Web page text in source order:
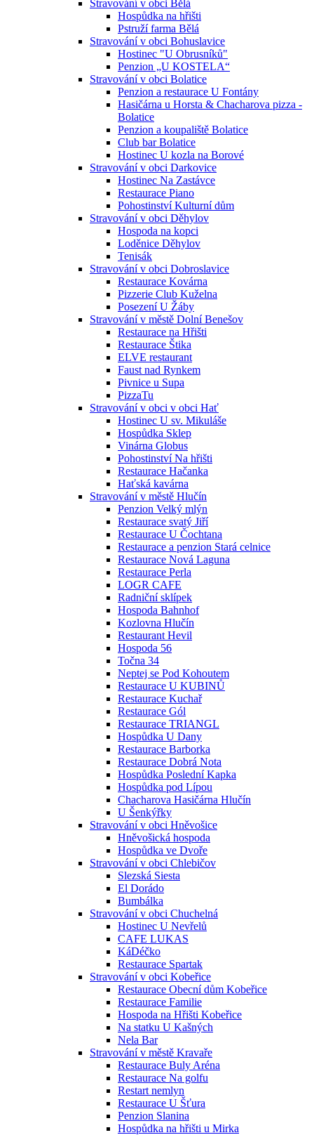
Stravování v obci Bělá
Hospůdka na hřišti
Pstruží farma Bělá
Stravování v obci Bohuslavice
Hostinec "U Obrusníků"
Penzion „U KOSTELA“
Stravování v obci Bolatice
Penzion a restaurace U Fontány
Hasičárna u Horsta & Chacharova pizza -
Bolatice
Penzion a koupaliště Bolatice
Club bar Bolatice
Hostinec U kozla na Borové
Stravování v obci Darkovice
Hostinec Na Zastávce
Restaurace Piano
Pohostinství Kulturní dům
Stravování v obci Děhylov
Hospoda na kopci
Loděnice Děhylov
Tenisák
Stravování v obci Dobroslavice
Restaurace Kovárna
Pizzerie Club Kuželna
Posezení U Žáby
Stravování v městě Dolní Benešov
Restaurace na Hřišti
Restaurace Štika
ELVE restaurant
Faust nad Rynkem
Pivnice u Supa
PizzaTu
Stravování v obci v obci Hať
Hostinec U sv. Mikuláše
Hospůdka Sklep
Vinárna Globus
Pohostinství Na hřišti
Restaurace Hačanka
Haťská kavárna
Stravování v městě Hlučín
Penzion Velký mlýn
Restaurace svatý Jiří
Restaurace U Čochtana
Restaurace a penzion Stará celnice
Restaurace Nová Laguna
Restaurace Perla
LOGR CAFE
Radniční sklípek
Hospoda Bahnhof
Kozlovna Hlučín
Restaurant Hevil
Hospoda 56
Točna 34
Neptej se Pod Kohoutem
Restaurace U KUBINŮ
Restaurace Kuchař
Restaurace Gól
Restaurace TRIANGL
Hospůdka U Dany
Restaurace Barborka
Restaurace Dobrá Nota
Hospůdka Poslední Kapka
Hospůdka pod Lípou
Chacharova Hasičárna Hlučín
U Šenkýřky
Stravování v obci Hněvošice
Hněvošická hospoda
Hospůdka ve Dvoře
Stravování v obci Chlebičov
Slezská Siesta
El Dorádo
Bumbálka
Stravování v obci Chuchelná
Hostinec U Nevřelů
CAFE LUKAS
KáDéčko
Restaurace Spartak
Stravování v obci Kobeřice
Restaurace Obecní dům Kobeřice
Restaurace Familie
Hospoda na Hřišti Kobeřice
Na statku U Kašných
Nela Bar
Stravování v městě Kravaře
Restaurace Buly Aréna
Restaurace Na golfu
Restart nemlyn
Restaurace U Šťura
Penzion Slanina
Hospůdka na hřišti u Mirka